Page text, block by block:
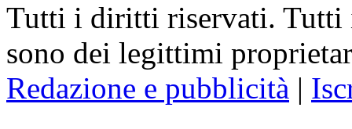
Tutti i diritti riservati. Tutti
sono dei legittimi
Redazione e pubblicità |